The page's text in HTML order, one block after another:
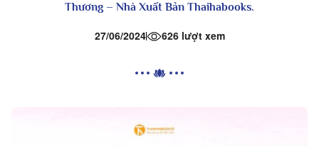
Thương – Nhà Xuất Bản Thaihabooks.
27/06/2024 626 lượt xem